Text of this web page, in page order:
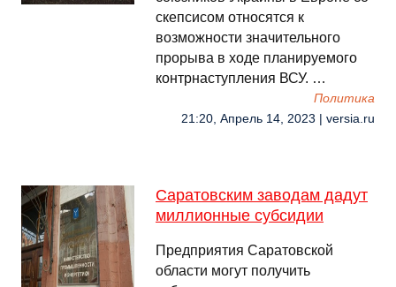
скепсисом относятся к
возможности значительного
прорыва в ходе планируемого
контрнаступления ВСУ. …
Политика
21:20, Апрель 14, 2023 | versia.ru
Саратовским заводам дадут
миллионные субсидии
Предприятия Саратовской
области могут получить